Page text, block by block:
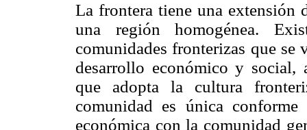
La frontera tiene una
una región homogénea.
comunidades fronterizas que se
desarrollo económico y social,
que adopta la cultura
comunidad es única
económica con la comunidad